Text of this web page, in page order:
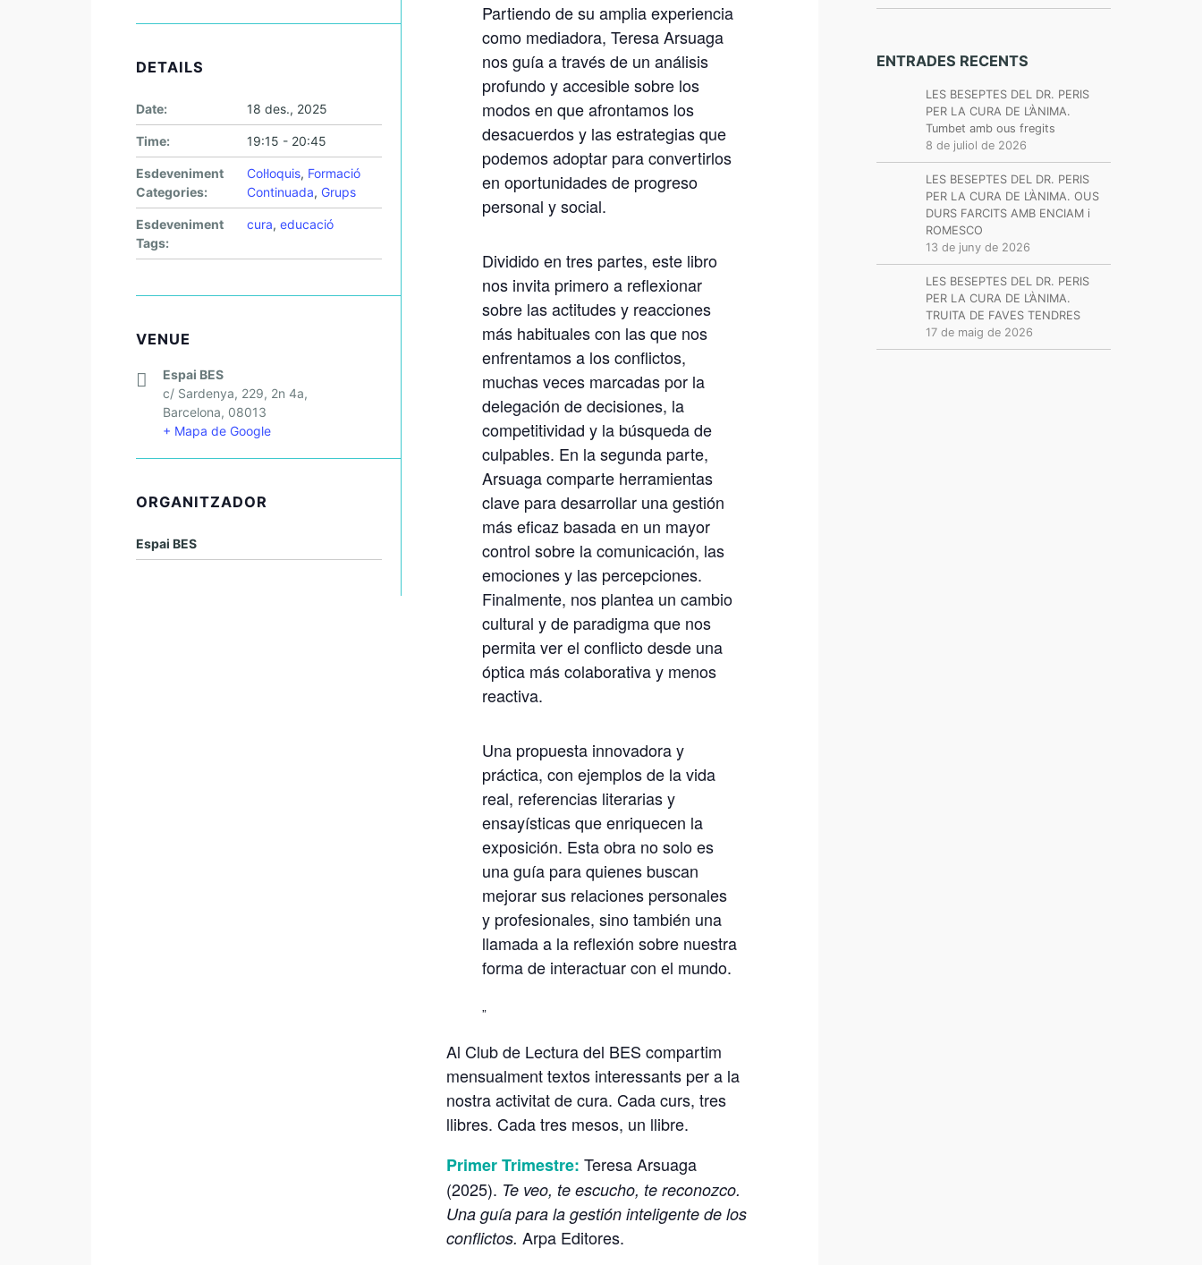
Partiendo de su amplia experiencia
como mediadora, Teresa Arsuaga
nos guía a través de un análisis
profundo y accesible sobre los
modos en que afrontamos los
desacuerdos y las estrategias que
podemos adoptar para convertirlos
en oportunidades de progreso
personal y social.
Dividido en tres partes, este libro
nos invita primero a reflexionar
sobre las actitudes y reacciones
más habituales con las que nos
enfrentamos a los conflictos,
muchas veces marcadas por la
delegación de decisiones, la
competitividad y la búsqueda de
culpables. En la segunda parte,
Arsuaga comparte herramientas
clave para desarrollar una gestión
más eficaz basada en un mayor
control sobre la comunicación, las
emociones y las percepciones.
Finalmente, nos plantea un cambio
cultural y de paradigma que nos
permita ver el conflicto desde una
óptica más colaborativa y menos
reactiva.
Una propuesta innovadora y
práctica, con ejemplos de la vida
real, referencias literarias y
ensayísticas que enriquecen la
exposición. Esta obra no solo es
una guía para quienes buscan
mejorar sus relaciones personales
y profesionales, sino también una
llamada a la reflexión sobre nuestra
forma de interactuar con el mundo.
Al Club de Lectura del BES compartim
mensualment textos interessants per a la
nostra activitat de cura. Cada curs, tres
llibres. Cada tres mesos, un llibre.
Primer Trimestre: Teresa Arsuaga
(2025). Te veo, te escucho, te reconozco.
Una guía para la gestión inteligente de los
conflictos. Arpa Editores.
DETAILS
Date: 18 des., 2025
Time: 19:15 - 20:45
Esdeveniment
Categories:
Col·loquis, Formació
Continuada, Grups
Esdeveniment
Tags:
cura, educació
VENUE
Espai BES
c/ Sardenya, 229, 2n 4a,
Barcelona, 08013
+ Mapa de Google
ORGANITZADOR
Espai BES
ENTRADES RECENTS
LES BESEPTES DEL DR. PERIS
PER LA CURA DE L’ÀNIMA.
Tumbet amb ous fregits
8 de juliol de 2026
LES BESEPTES DEL DR. PERIS
PER LA CURA DE L’ÀNIMA. OUS
DURS FARCITS AMB ENCIAM i
ROMESCO
13 de juny de 2026
LES BESEPTES DEL DR. PERIS
PER LA CURA DE L’ÀNIMA.
TRUITA DE FAVES TENDRES
17 de maig de 2026